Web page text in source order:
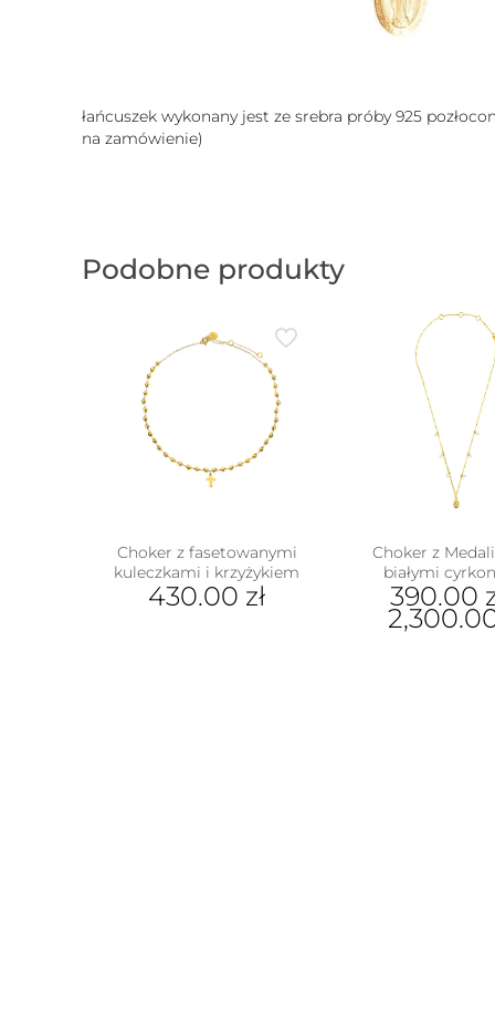
łańcuszek wykonany jest ze srebra próby 925
na zamówienie)
Podobne produkty
Choker z fasetowanymi
kuleczkami i krzyżykiem
430.00 zł
Choker z
białymi
390.00